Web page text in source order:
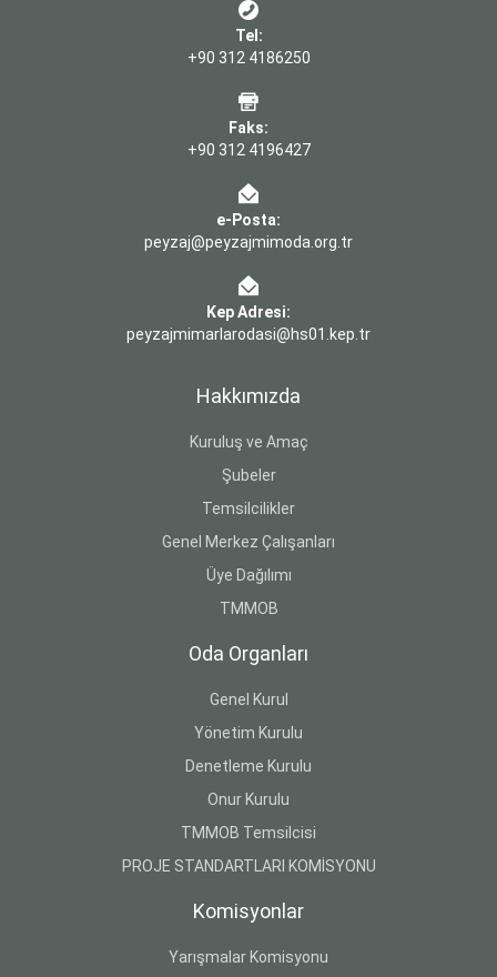
Tel:
+90 312 4186250
Faks:
+90 312 4196427
e-Posta:
peyzaj@peyzajmimoda.org.tr
Kep Adresi:
peyzajmimarlarodasi@hs01.kep.tr
Hakkımızda
Kuruluş ve Amaç
Şubeler
Temsilcilikler
Genel Merkez Çalışanları
Üye Dağılımı
TMMOB
Oda Organları
Genel Kurul
Yönetim Kurulu
Denetleme Kurulu
Onur Kurulu
TMMOB Temsilcisi
PROJE STANDARTLARI KOMİSYONU
Komisyonlar
Yarışmalar Komisyonu